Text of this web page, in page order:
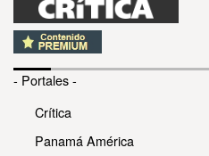
- Portales -
Crítica
Panamá América